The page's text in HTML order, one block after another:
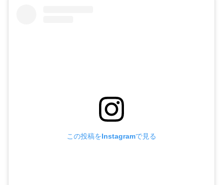
この投稿をInstagramで見る